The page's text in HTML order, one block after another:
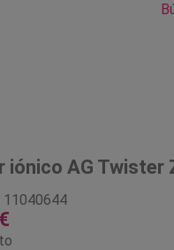
iónico AG Twister
11040644